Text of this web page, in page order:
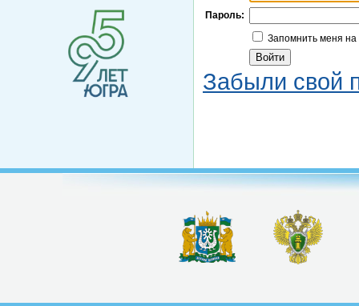
Пароль:
Запомнить меня
Забыли свой